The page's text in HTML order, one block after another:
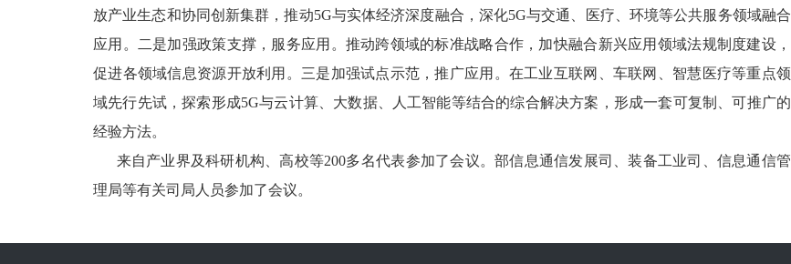
放产业生态和协同创新集群，推动5G与实体经济深度融合，深化5G与交通、医疗、环境等公共服务领域融合
应用。二是加强政策支撑，服务应用。推动跨领域的标准战略合作，加快融合新兴应用领域法规制度建设，
促进各领域信息资源开放利用。三是加强试点示范，推广应用。在工业互联网、车联网、智慧医疗等重点领
域先行先试，探索形成5G与云计算、大数据、人工智能等结合的综合解决方案，形成一套可复制、可推广的
经验方法。
来自产业界及科研机构、高校等200多名代表参加了会议。部信息通信发展司、装备工业司、信息通信管
理局等有关司局人员参加了会议。